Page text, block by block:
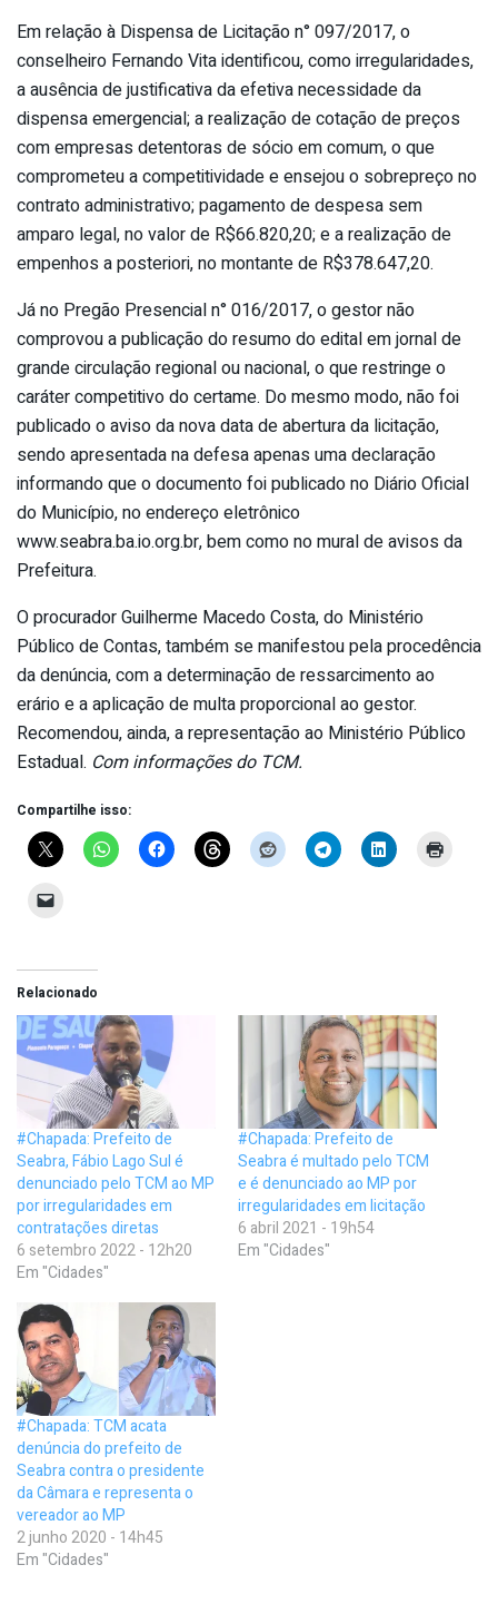
Em relação à Dispensa de Licitação n° 097/2017, o
conselheiro Fernando Vita identificou, como irregularidades,
a ausência de justificativa da efetiva necessidade da
dispensa emergencial; a realização de cotação de preços
com empresas detentoras de sócio em comum, o que
comprometeu a competitividade e ensejou o sobrepreço no
contrato administrativo; pagamento de despesa sem
amparo legal, no valor de R$66.820,20; e a realização de
empenhos a posteriori, no montante de R$378.647,20.
Já no Pregão Presencial n° 016/2017, o gestor não
comprovou a publicação do resumo do edital em jornal de
grande circulação regional ou nacional, o que restringe o
caráter competitivo do certame. Do mesmo modo, não foi
publicado o aviso da nova data de abertura da licitação,
sendo apresentada na defesa apenas uma declaração
informando que o documento foi publicado no Diário Oficial
do Município, no endereço eletrônico
www.seabra.ba.io.org.br, bem como no mural de avisos da
Prefeitura.
O procurador Guilherme Macedo Costa, do Ministério
Público de Contas, também se manifestou pela procedência
da denúncia, com a determinação de ressarcimento ao
erário e a aplicação de multa proporcional ao gestor.
Recomendou, ainda, a representação ao Ministério Público
Estadual. Com informações do TCM.
Compartilhe isso:
Relacionado
#Chapada: Prefeito de
Seabra, Fábio Lago Sul é
denunciado pelo TCM ao MP
por irregularidades em
contratações diretas
6 setembro 2022 - 12h20
Em "Cidades"
#Chapada: Prefeito de
Seabra é multado pelo TCM
e é denunciado ao MP por
irregularidades em licitação
6 abril 2021 - 19h54
Em "Cidades"
#Chapada: TCM acata
denúncia do prefeito de
Seabra contra o presidente
da Câmara e representa o
vereador ao MP
2 junho 2020 - 14h45
Em "Cidades"